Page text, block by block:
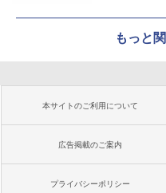
もっと
本サイトのご利用について
広告掲載のご案内
プライバシーポリシー